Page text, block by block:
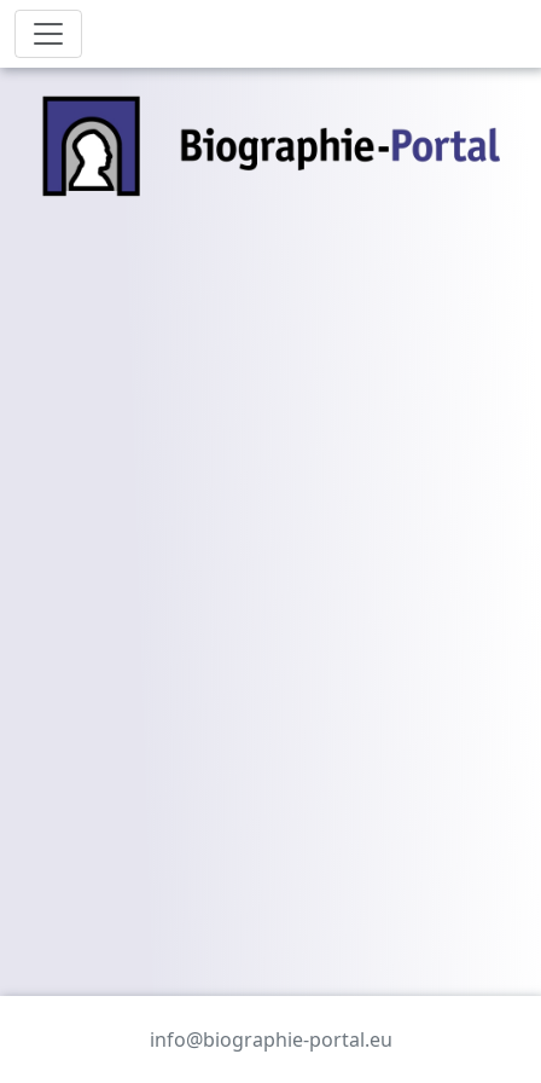
info@biographie-portal.eu